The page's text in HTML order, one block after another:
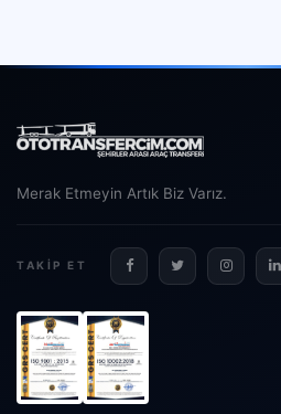
Merak Etmeyin Artık Biz Varız.
TAKIP ET